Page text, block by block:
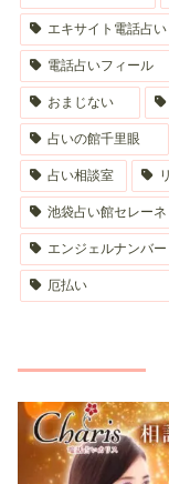
エキサイト電話占い
電話占いフィール
おまじない
占いの館千里眼
占い相談室
池袋占い館セレーネ
エンジェルナンバー
厄払い